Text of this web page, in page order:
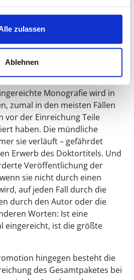
zulassen
Ablehnen
und „unterbringen“ zu
kumulativ zu
einer monografischen
Monografie wird in
zumal in den meisten Fällen
vor der Einreichung Teile
haben. Die mündliche
sie verläuft – gefährdet
Erwerb des Doktortitels. Und
Veröffentlichung der
sie nicht durch einen
auf jeden Fall durch die
durch den Autor oder die
Worten: Ist eine
eingereicht, ist die größte
hingegen besteht die
des Gesamtpaketes bei